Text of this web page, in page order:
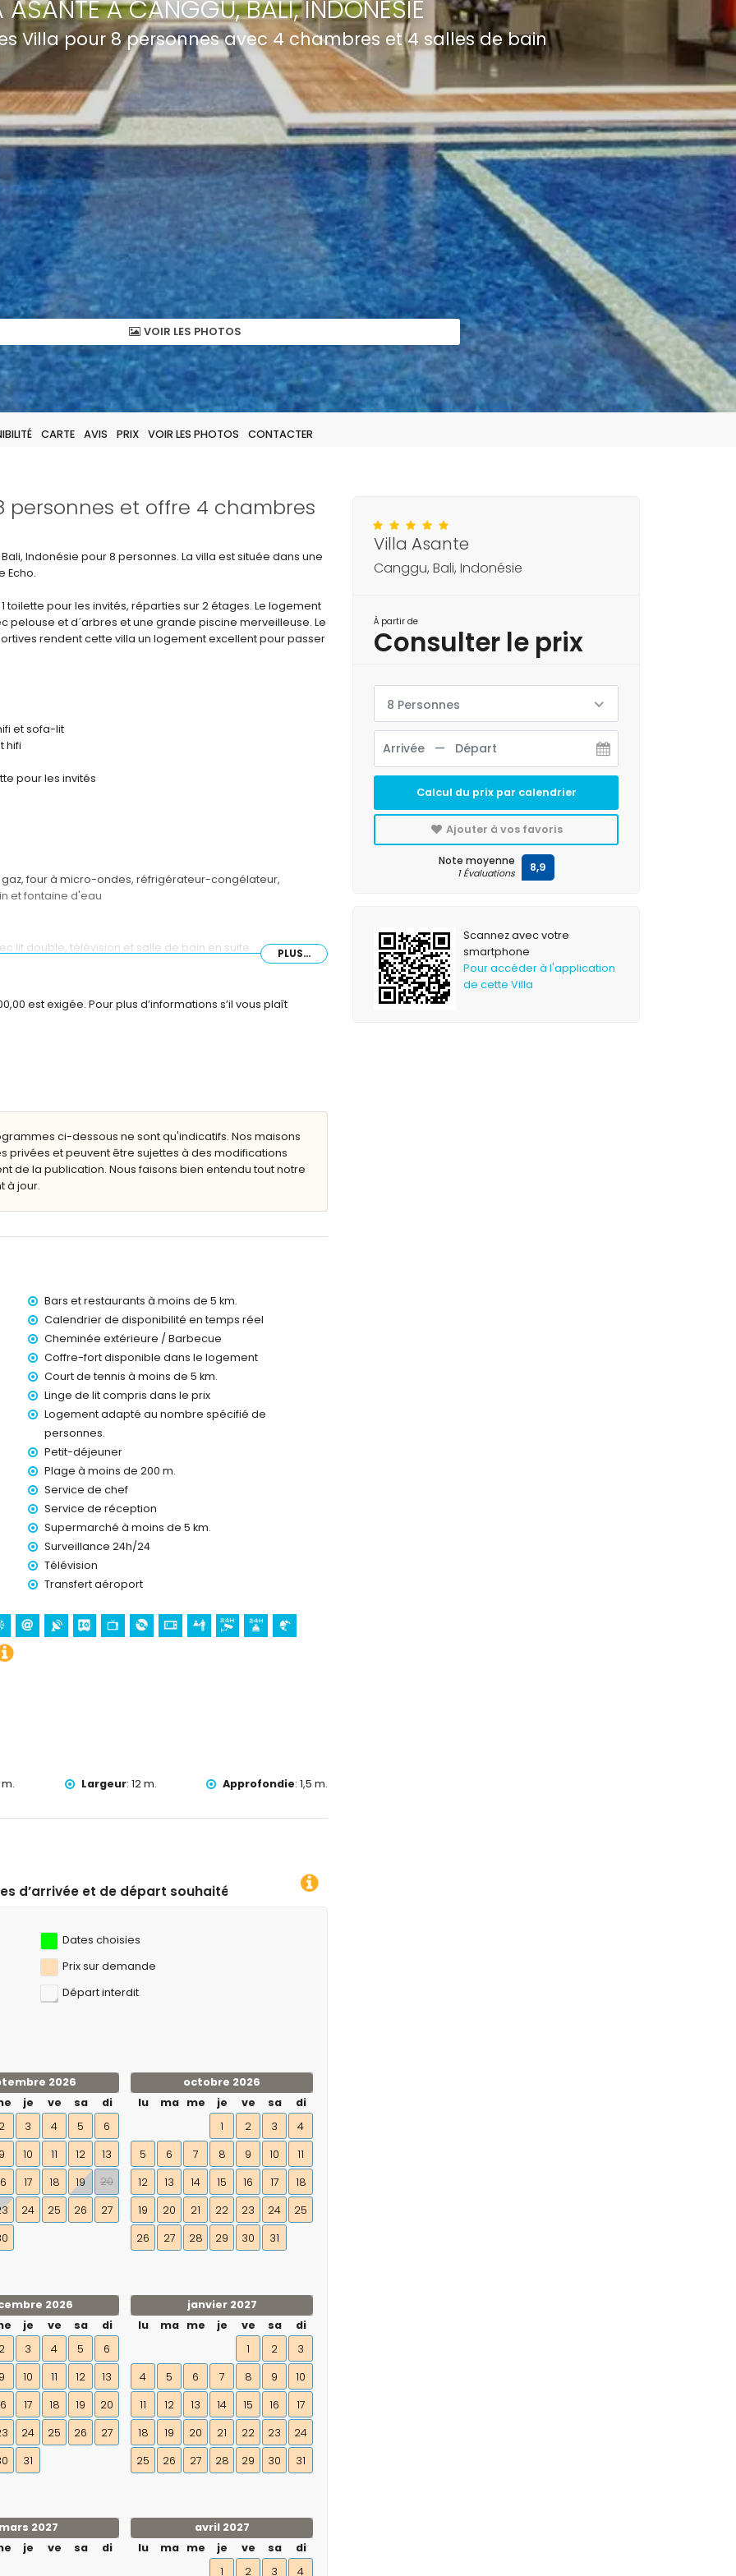
ASANTE À CANGGU, BALI, INDONÉSIE
Villa pour 8 personnes avec 4 chambres et 4 salles de bain
VOIR LES PHOTOS
CARTE AVIS PRIX VOIR LES PHOTOS CONTACTER
et offre 4 chambres
Indonésie pour 8 personnes. La villa est située dans une
Echo.
toilette pour les invités, réparties sur 2 étages. Le logement
et d´arbres et une grande piscine merveilleuse. Le
rendent cette villa un logement excellent pour passer
et sofa-lit
hifi
pour les invités
four à micro-ondes, réfrigérateur-congélateur,
et fontaine d'eau
lit double, télévision et salle de bain en suite
toilette et sèche-cheveux
et sèche-cheveux
de jardin avec chaises longues
air
de la villa
24
prix
PLUS...
est exigée. Pour plus d’informations s’il vous plaît
ci-dessous ne sont qu'indicatifs. Nos maisons
privées et peuvent être sujettes à des modifications
de la publication. Nous faisons bien entendu tout notre
à jour.
Bars et restaurants à moins de 5 km.
Calendrier de disponibilité en temps réel
Cheminée extérieure / Barbecue
Coffre-fort disponible dans le logement
Court de tennis à moins de 5 km.
Linge de lit compris dans le prix
Logement adapté au nombre spécifié de
personnes.
Petit-déjeuner
Plage à moins de 200 m.
Service de chef
Service de réception
Supermarché à moins de 5 km.
Surveillance 24h/24
Télévision
Transfert aéroport
Largeur: 12 m. Approfondie: 1,5 m.
!
Dates choisies
Prix ​​sur demande
Départ interdit
2026
je ve sa
di
2 3 4 5
6
9 10 11 12
13
17 18 19
20
24 25 26
27
octobre 2026
lu
ma me je ve sa
di
1
2 3
4
5
6 7 8 9 10
11
12
13 14 15 16 17
18
19
20 21 22 23 24
25
26
27 28 29 30 31
2026
je ve sa
di
2 3 4 5
6
9 10 11 12
13
17 18 19
20
24 25 26
27
31
janvier 2027
lu
ma me je ve sa
di
1
2
3
4
5 6 7 8 9
10
11
12 13 14 15 16
17
18
19 20 21 22 23
24
25
26 27 28 29 30 31
mars 2027
je ve sa di
avril 2027
lu
ma me je ve sa
di
1
2 3 4
Villa Asante
Canggu, Bali, Indonésie
À partir de
Consulter le prix
8 Personnes
Calcul du prix par calendrier
Ajouter à vos favoris
Note moyenne
1 Évaluations 8,9
Scannez avec votre
smartphone
Pour accéder à l'application
de cette Villa